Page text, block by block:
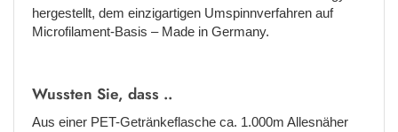
hergestellt, dem einzigartigen Umspinnverfahren auf
Microfilament-Basis – Made in Germany.
Wussten Sie, dass ..
Aus einer PET-Getränkeflasche ca. 1.000m Allesnäher